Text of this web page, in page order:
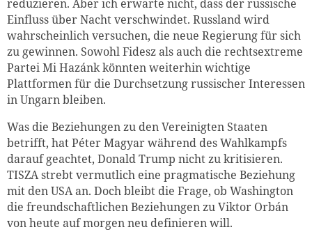
reduzieren. Aber ich erwarte nicht, dass der russische
Einfluss über Nacht verschwindet. Russland wird
wahrscheinlich versuchen, die neue Regierung für sich
zu gewinnen. Sowohl Fidesz als auch die rechtsextreme
Partei Mi Hazánk könnten weiterhin wichtige
Plattformen für die Durchsetzung russischer Interessen
in Ungarn bleiben.
Was die Beziehungen zu den Vereinigten Staaten
betrifft, hat Péter Magyar während des Wahlkampfs
darauf geachtet, Donald Trump nicht zu kritisieren.
TISZA strebt vermutlich eine pragmatische Beziehung
mit den USA an. Doch bleibt die Frage, ob Washington
die freundschaftlichen Beziehungen zu Viktor Orbán
von heute auf morgen neu definieren will.